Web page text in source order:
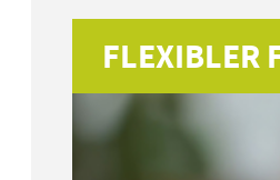
FLEXIBLER